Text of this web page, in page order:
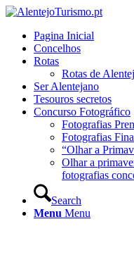
Pagina Inicial
Concelhos
Rotas
Rotas de
Ser Alentejano
Tesouros secretos
Concurso Fotográfico
Fotografias
Fotografias
“Olhar a
Olhar a
fotografias
Search
Menu Menu